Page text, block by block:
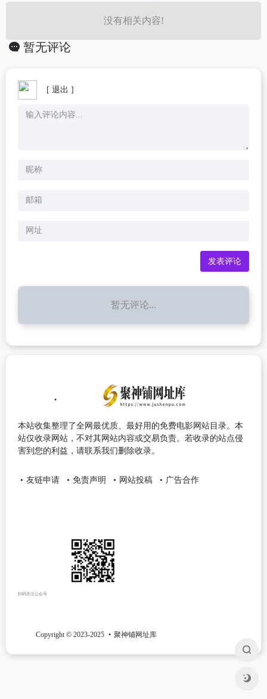
没有相关内容!
暂无评论
[ 退出 ]
暂无评论...
本站收集整理了全网最优质、最好用的免费电影网站目录。本
站仅收录网站，不对其网站内容或交易负责。若收录的站点侵
害到您的利益，请联系我们删除收录。
友链申请 免责声明 网站投稿 广告合作
扫码关注公众号
Copyright © 2023-2025 聚神铺网址库